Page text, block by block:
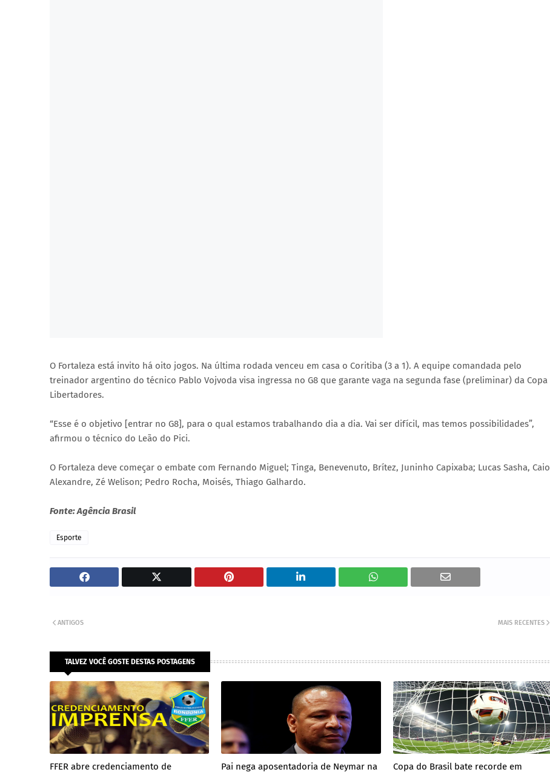
O Fortaleza está invito há oito jogos. Na última rodada venceu em casa o Coritiba (3 a 1). A equipe comandada pelo
treinador argentino do técnico Pablo Vojvoda visa ingressa no G8 que garante vaga na segunda fase (preliminar) da Copa
Libertadores.
“Esse é o objetivo [entrar no G8], para o qual estamos trabalhando dia a dia. Vai ser difícil, mas temos possibilidades”,
afirmou o técnico do Leão do Pici.
O Fortaleza deve começar o embate com Fernando Miguel; Tinga, Benevenuto, Brítez, Juninho Capixaba; Lucas Sasha, Caio
Alexandre, Zé Welison; Pedro Rocha, Moisés, Thiago Galhardo.
Fonte: Agência Brasil
Esporte
MAIS RECENTES
ANTIGOS
TALVEZ VOCÊ GOSTE DESTAS POSTAGENS
FFER abre credenciamento de
Pai nega aposentadoria de Neymar na
Copa do Brasil bate recorde em